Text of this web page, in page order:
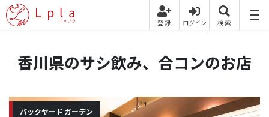
香川県のサシ飲み、合コンのお店
バックヤード ガーデン